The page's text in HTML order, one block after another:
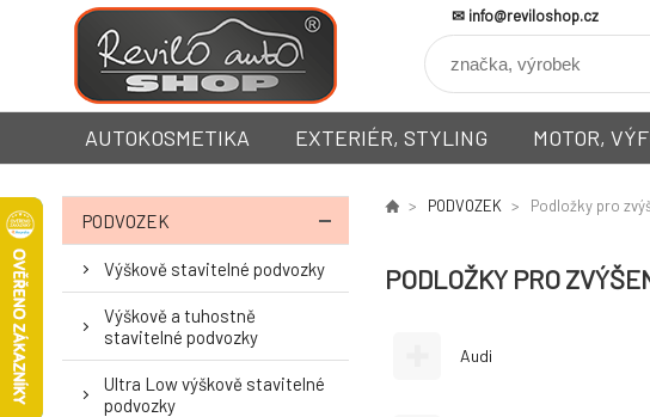
info@reviloshop.cz
AUTOKOSMETIKA EXTERIÉR, STYLING MOTOR,
PODVOZEK
Výškově stavitelné podvozky
Výškově a tuhostně
stavitelné podvozky
Ultra Low výškově stavitelné
podvozky
PODVOZEK Podložky pro
PODLOŽKY PRO
Audi